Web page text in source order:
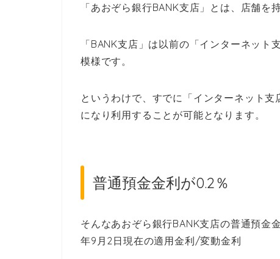
「あおぞら銀行BANK支店」とは、店舗を
「BANK支店」は以前の「インターネット
模様です。
というわけで、すでに「インターネット支
になり利用することが可能となります。
普通預金金利が0.2％
そんなあおぞら銀行BANK支店の普通預金
年9月2日現在の適用金利/変動金利